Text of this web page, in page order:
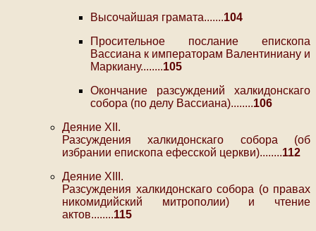
Высочайшая грамата.......104
Просительное послание епископа
Вассиана к императорам Валентиниану и
Маркиану........105
Окончание разсуждений халкидонскаго
собора (по делу Вассиана)........106
Деяние XII.
Разсуждения халкидонскаго собора (об
избрании епископа ефесской церкви)........112
Деяние XIII.
Разсуждения халкидонскаго собора (о правах
никомидийский митрополии) и чтение
актов........115